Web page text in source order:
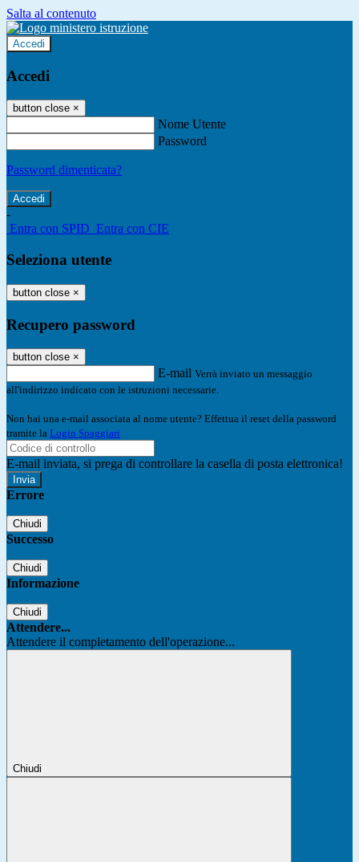
Salta al contenuto
Accedi
Accedi
button close ×
Nome Utente
Password
Password dimenticata?
-
Entra con SPID Entra con CIE
Seleziona utente
button close ×
Recupero password
button close ×
E-mail Verrà inviato un messaggio
all'indirizzo indicato con le istruzioni necessarie.
Non hai una e-mail associata al nome utente? Effettua il reset della password
tramite la Login Spaggiari
E-mail inviata, si prega di controllare la casella di posta elettronica!
Errore
Chiudi
Successo
Chiudi
Informazione
Chiudi
Attendere...
Attendere il completamento dell'operazione...
Chiudi